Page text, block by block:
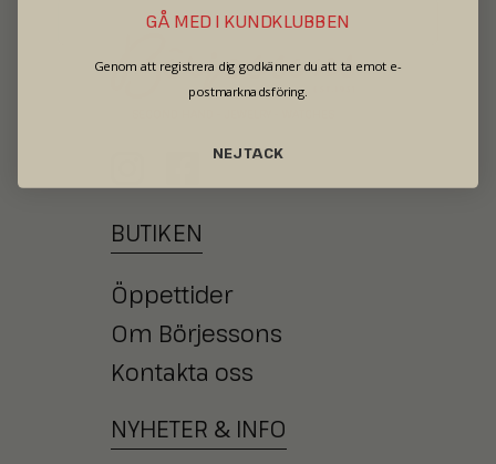
BUTIKEN
Öppettider
Om Börjessons
Kontakta oss
NYHETER & INFO
GÅ MED I KUNDKLUBBEN
Genom att registrera dig godkänner du att ta emot e-
postmarknadsföring.
NEJ TACK